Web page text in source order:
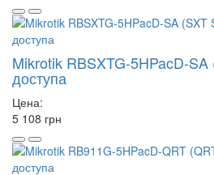
Mikrotik RBSXTG-5HPacD-
доступа
Цена:
5 108 грн